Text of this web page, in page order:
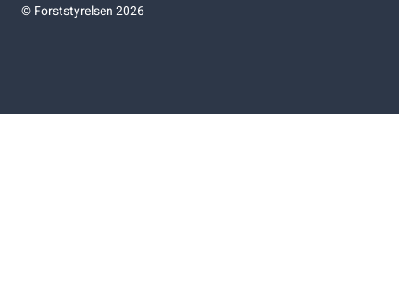
©Forststyrelsen 2026